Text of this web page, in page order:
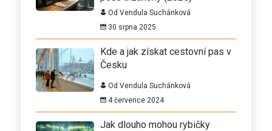
Od Vendula Suchánková
30 srpna 2025
Kde a jak získat cestovní pas v
Česku
Od Vendula Suchánková
4 července 2024
Jak dlouho mohou rybičky